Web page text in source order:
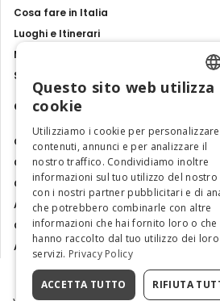
Cosa fare in Italia
Luoghi e Itinerari
Mostre, eventi e spettacoli
Storie e tradizioni
Contatti
Chi siamo
Collabora con noi
Contatti
Ambasciatrice dell'Eccellenza
Osservatorio Turismo
Area Riservata
Questo sito web utilizza
cookie
Utilizziamo i cookie per personalizzare
contenuti, annunci e per analizzare il
nostro traffico. Condividiamo inoltre
informazioni sul tuo utilizzo del nostro
con i nostri partner pubblicitari e di
che potrebbero combinarle con altre
informazioni che hai fornito loro o che
hanno raccolto dal tuo utilizzo dei loro
servizi. Privacy Policy
ACCETTA TUTTO RIFIUTA